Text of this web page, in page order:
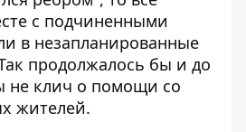
с подчиненными
в незапланированные
продолжалось бы и до
не клич о помощи со
жителей.